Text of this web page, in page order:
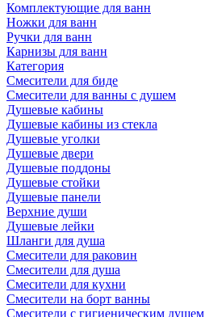
Комплектующие для ванн
Ножки для ванн
Ручки для ванн
Карнизы для ванн
Категория
Смесители для биде
Смесители для ванны с душем
Душевые кабины
Душевые кабины из стекла
Душевые уголки
Душевые двери
Душевые поддоны
Душевые стойки
Душевые панели
Верхние души
Душевые лейки
Шланги для душа
Смесители для раковин
Смесители для душа
Смесители для кухни
Смесители на борт ванны
Смесители с гигиеническим душем